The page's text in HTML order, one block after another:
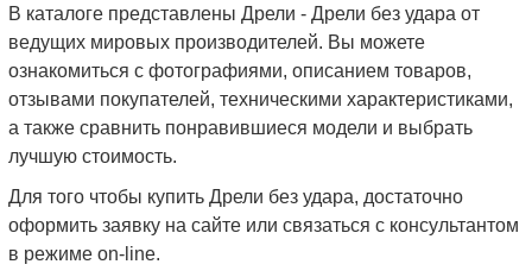
В каталоге представлены Дрели - Дрели без удара от
ведущих мировых производителей. Вы можете
ознакомиться с фотографиями, описанием товаров,
отзывами покупателей, техническими характеристиками,
а также сравнить понравившиеся модели и выбрать
лучшую стоимость.
Для того чтобы купить Дрели без удара, достаточно
оформить заявку на сайте или связаться с консультантом
в режиме on-line.